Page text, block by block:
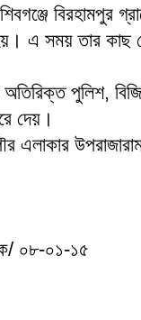
বিরহামপুর
এ সময় তার কাছ
পুলিশ,
দেয়।
এলাকার
০৮-০১-১৫